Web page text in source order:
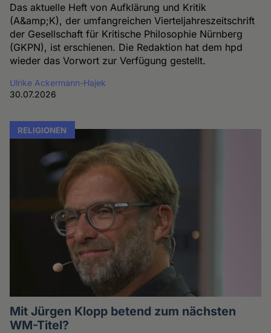
Das aktuelle Heft von Aufklärung und Kritik
(A&amp;K), der umfangreichen Vierteljahreszeitschrift
der Gesellschaft für Kritische Philosophie Nürnberg
(GKPN), ist erschienen. Die Redaktion hat dem hpd
wieder das Vorwort zur Verfügung gestellt.
Ulrike Ackermann-Hajek
30.07.2026
RELIGIONEN
Mit Jürgen Klopp betend zum nächsten
WM-Titel?